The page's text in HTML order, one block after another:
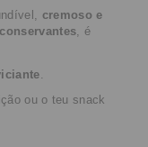
cremoso e
, é
ou o teu snack